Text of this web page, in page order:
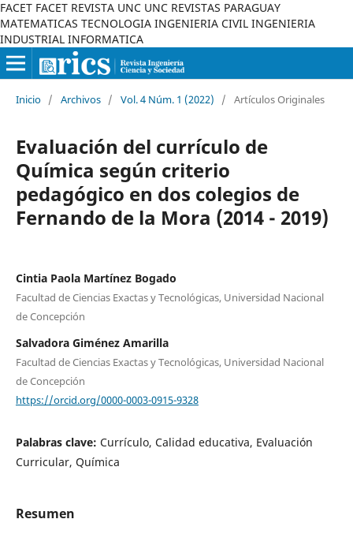
FACET FACET REVISTA UNC UNC REVISTAS PARAGUAY
MATEMATICAS TECNOLOGIA INGENIERIA CIVIL INGENIERIA
INDUSTRIAL INFORMATICA
Inicio / Archivos / Vol. 4 Núm. 1 (2022) / Artículos Originales
Evaluación del currículo de
Química según criterio
pedagógico en dos colegios de
Fernando de la Mora (2014 - 2019)
Cintia Paola Martínez Bogado
Facultad de Ciencias Exactas y Tecnológicas, Universidad Nacional
de Concepción
Salvadora Giménez Amarilla
Facultad de Ciencias Exactas y Tecnológicas, Universidad Nacional
de Concepción
https://orcid.org/0000-0003-0915-9328
Palabras clave: Currículo, Calidad educativa, Evaluación
Curricular, Química
Resumen